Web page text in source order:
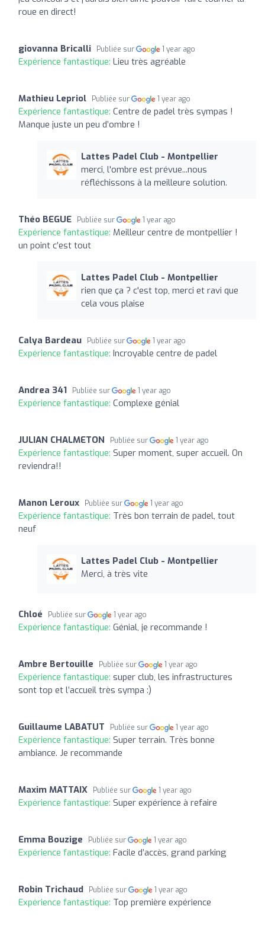
roue en direct!
giovanna Bricalli Publiée sur 1 year ago
Expérience fantastique: Lieu très agréable
Mathieu Lepriol Publiée sur 1 year ago
Expérience fantastique: Centre de padel très sympas !
Manque juste un peu d’ombre !
Lattes Padel Club - Montpellier
merci, l'ombre est prévue...nous
réfléchissons à la meilleure solution.
Théo BEGUE Publiée sur 1 year ago
Expérience fantastique: Meilleur centre de montpellier !
un point c’est tout
Lattes Padel Club - Montpellier
rien que ça ? c'est top, merci et ravi que
cela vous plaise
Calya Bardeau Publiée sur 1 year ago
Expérience fantastique: Incroyable centre de padel
Andrea 341 Publiée sur 1 year ago
Expérience fantastique: Complexe génial
JULIAN CHALMETON Publiée sur 1 year ago
Expérience fantastique: Super moment, super accueil. On
reviendra!!
Manon Leroux Publiée sur 1 year ago
Expérience fantastique: Très bon terrain de padel, tout
neuf
Lattes Padel Club - Montpellier
Merci, à très vite
Chloé Publiée sur 1 year ago
Expérience fantastique: Génial, je recommande !
Ambre Bertouille Publiée sur 1 year ago
Expérience fantastique: super club, les infrastructures
sont top et l’accueil très sympa :)
Guillaume LABATUT Publiée sur 1 year ago
Expérience fantastique: Super terrain. Très bonne
ambiance. Je recommande
Maxim MATTAIX Publiée sur 1 year ago
Expérience fantastique: Super expérience à refaire
Emma Bouzige Publiée sur 1 year ago
Expérience fantastique: Facile d’accès, grand parking
Robin Trichaud Publiée sur 1 year ago
Expérience fantastique: Top première expérience